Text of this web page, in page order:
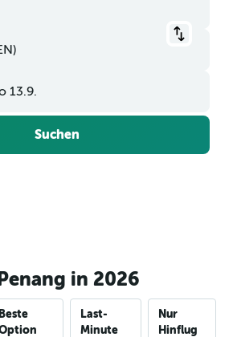
13.9.
Suchen
in 2026
Beste
Last-
Minute
Nur
Hinflug